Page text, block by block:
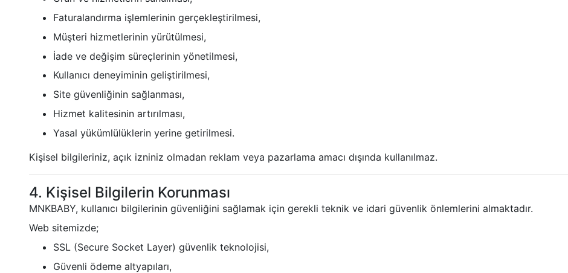
Faturalandırma işlemlerinin gerçekleştirilmesi,
Müşteri hizmetlerinin yürütülmesi,
İade ve değişim süreçlerinin yönetilmesi,
Kullanıcı deneyiminin geliştirilmesi,
Site güvenliğinin sağlanması,
Hizmet kalitesinin artırılması,
Yasal yükümlülüklerin yerine getirilmesi.
Kişisel bilgileriniz, açık izniniz olmadan reklam veya pazarlama amacı dışında kullanılmaz.
4. Kişisel Bilgilerin Korunması
MNKBABY, kullanıcı bilgilerinin güvenliğini sağlamak için gerekli teknik ve idari güvenlik önlemlerini almaktadır.
Web sitemizde;
SSL (Secure Socket Layer) güvenlik teknolojisi,
Güvenli ödeme altyapıları,